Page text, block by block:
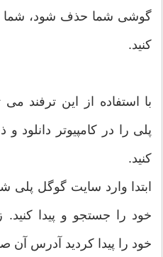
گوشی شما حذف شود، شما
کنید.
با استفاده از این ترفند
پلی را در کامپیوتر دانلود
کنید.
ابتدا وارد سایت گوگل پلی
خود را جستجو و پیدا کنید.
خود را پیدا کردید آدرس آن